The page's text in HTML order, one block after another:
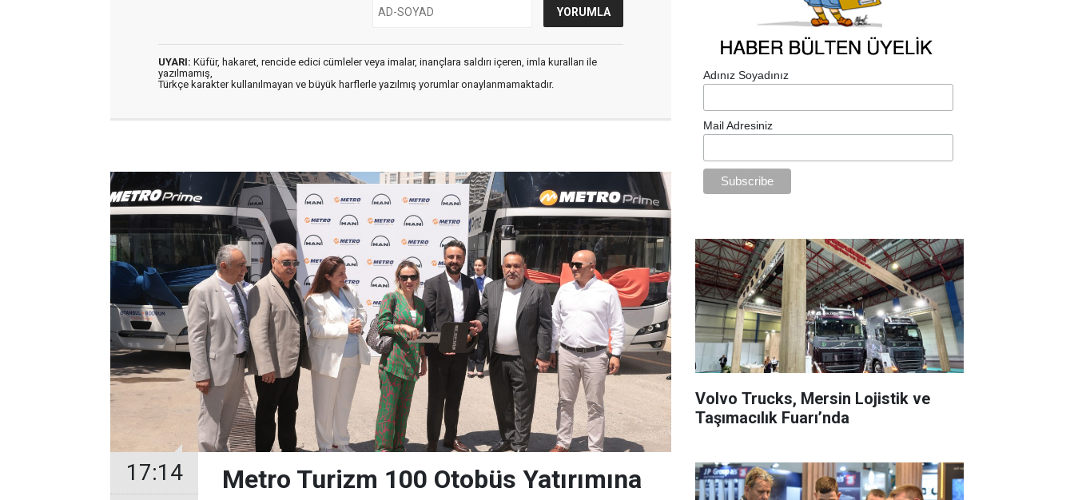
UYARI: Küfür, hakaret, rencide edici cümleler veya imalar, inançlara saldırı içeren, imla kuralları ile
yazılmamış,
Türkçe karakter kullanılmayan ve büyük harflerle yazılmış yorumlar onaylanmamaktadır.
17:14
Metro Turizm 100 Otobüs Yatırımına
Adınız Soyadınız
Mail Adresiniz
Volvo Trucks, Mersin Lojistik ve
Taşımacılık Fuarı’nda